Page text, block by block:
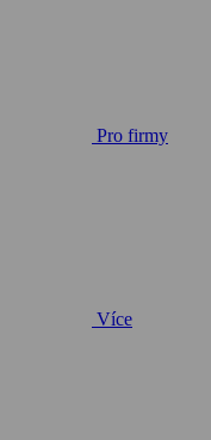
Pro firmy
Více